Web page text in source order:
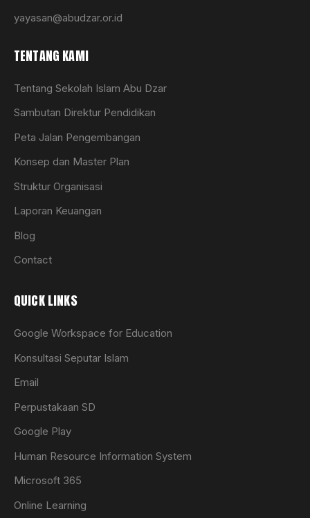
yayasan@abudzar.or.id
TENTANG KAMI
Tentang Sekolah Islam Abu Dzar
Sambutan Direktur Pendidikan
Peta Jalan Pengembangan
Konsep dan Master Plan
Struktur Organisasi
Laporan Keuangan
Blog
Contact
QUICK LINKS
Google Workspace for Education
Konsultasi Seputar Islam
Email
Perpustakaan SD
Google Play
Human Resource Information System
Microsoft 365
Online Learning